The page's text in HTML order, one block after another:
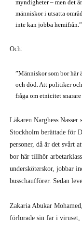
myndigheter – men det
människor i utsatta
inte kan jobba hemifrån.”
Och:
”Människor som bor här
och död. Att politiker
fråga om etnicitet
Läkaren Narghess
Stockholm berättade för
personer, då är det svårt
bor här tillhör
undersköterskor, jobbar
busschaufförer. Sedan
Zakaria Abukar
förlorade sin far i viruset,